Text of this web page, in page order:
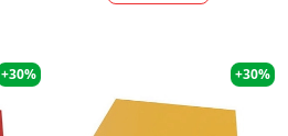
+30% +30%